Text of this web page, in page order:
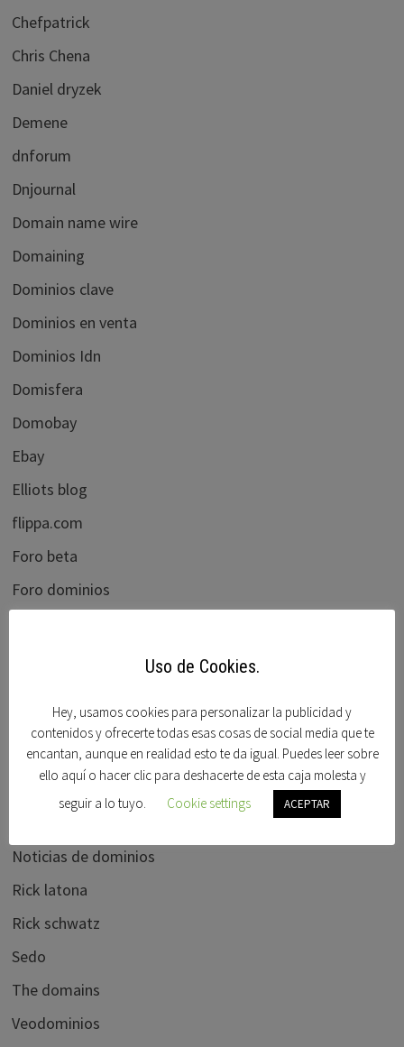
Chefpatrick
Chris Chena
Daniel dryzek
Demene
dnforum
Dnjournal
Domain name wire
Domaining
Dominios clave
Dominios en venta
Dominios Idn
Domisfera
Domobay
Ebay
Elliots blog
flippa.com
Foro beta
Foro dominios
ICANN BLOG
Mercadonic
Noticias de dominios
Rick latona
Rick schwatz
Sedo
The domains
Veodominios
Uso de Cookies.
Hey, usamos cookies para personalizar la publicidad y
contenidos y ofrecerte todas esas cosas de social media que te
encantan, aunque en realidad esto te da igual. Puedes leer sobre
ello aquí o hacer clic para deshacerte de esta caja molesta y
seguir a lo tuyo.
Cookie settings ACEPTAR